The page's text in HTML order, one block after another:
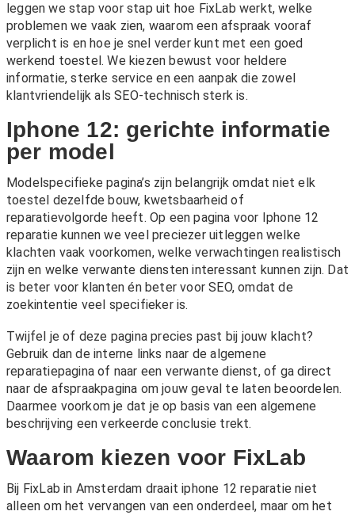
leggen we stap voor stap uit hoe FixLab werkt, welke
problemen we vaak zien, waarom een afspraak vooraf
verplicht is en hoe je snel verder kunt met een goed
werkend toestel. We kiezen bewust voor heldere
informatie, sterke service en een aanpak die zowel
klantvriendelijk als SEO-technisch sterk is.
Iphone 12: gerichte informatie
per model
Modelspecifieke pagina’s zijn belangrijk omdat niet elk
toestel dezelfde bouw, kwetsbaarheid of
reparatievolgorde heeft. Op een pagina voor Iphone 12
reparatie kunnen we veel preciezer uitleggen welke
klachten vaak voorkomen, welke verwachtingen realistisch
zijn en welke verwante diensten interessant kunnen zijn. Dat
is beter voor klanten én beter voor SEO, omdat de
zoekintentie veel specifieker is.
Twijfel je of deze pagina precies past bij jouw klacht?
Gebruik dan de interne links naar de algemene
reparatiepagina of naar een verwante dienst, of ga direct
naar de afspraakpagina om jouw geval te laten beoordelen.
Daarmee voorkom je dat je op basis van een algemene
beschrijving een verkeerde conclusie trekt.
Waarom kiezen voor FixLab
Bij FixLab in Amsterdam draait iphone 12 reparatie niet
alleen om het vervangen van een onderdeel, maar om het